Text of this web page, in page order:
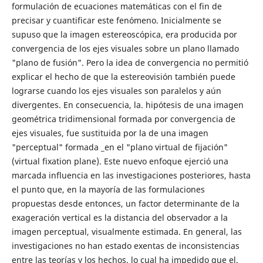
formulación de ecuaciones matemáticas con el fin de
precisar y cuantificar este fenómeno. Inicialmente se
supuso que la imagen estereoscópica, era producida por
convergencia de los ejes visuales sobre un plano llamado
"plano de fusión". Pero la idea de convergencia no permitió
explicar el hecho de que la estereovisión también puede
lograrse cuando los ejes visuales son paralelos y aún
divergentes. En consecuencia, la. hipótesis de una imagen
geométrica tridimensional formada por convergencia de
ejes visuales, fue sustituida por la de una imagen
"perceptual" formada _en el "plano virtual de fijación"
(virtual fixation plane). Este nuevo enfoque ejerció una
marcada influencia en las investigaciones posteriores, hasta
el punto que, en la mayoría de las formulaciones
propuestas desde entonces, un factor determinante de la
exageración vertical es la distancia del observador a la
imagen perceptual, visualmente estimada. En general, las
investigaciones no han estado exentas de inconsistencias
entre las teorías y los hechos. lo cual ha impedido que el.